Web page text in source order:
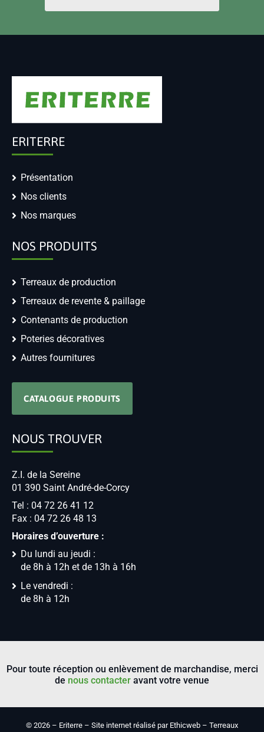
ERITERRE
Présentation
Nos clients
Nos marques
NOS PRODUITS
Terreaux de production
Terreaux de revente & paillage
Contenants de production
Poteries décoratives
Autres fournitures
CATALOGUE PRODUITS
NOUS TROUVER
Z.I. de la Sereine
01 390 Saint André-de-Corcy
Tel : 04 72 26 41 12
Fax : 04 72 26 48 13
Horaires d’ouverture :
Du lundi au jeudi :
de 8h à 12h et de 13h à 16h
Le vendredi :
de 8h à 12h
Pour toute réception ou enlèvement de marchandise, merci
de nous contacter avant votre venue
© 2026 – Eriterre – Site internet réalisé par Ethicweb – Terreaux